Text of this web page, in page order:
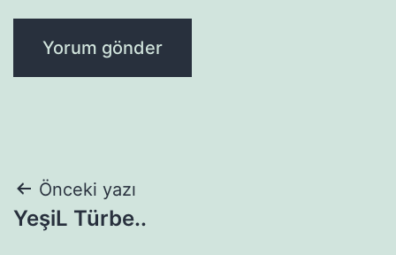
Yazı
gezinmesi
Önceki yazı
YeşiL Türbe..